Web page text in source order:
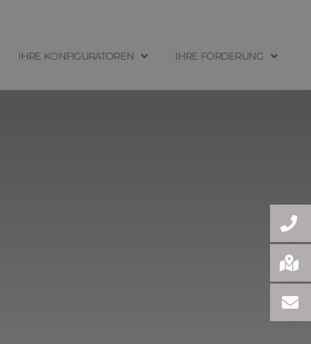
IHRE KONFIGURATOREN IHRE FÖRDERUNG